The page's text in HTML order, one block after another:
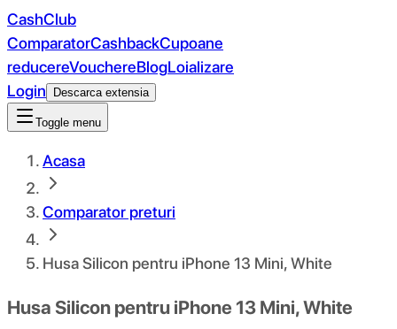
CashClub
ComparatorCashbackCupoane
reducereVouchereBlogLoializare
Login
Descarca extensia
Toggle menu
Acasa
Comparator preturi
Husa Silicon pentru iPhone 13 Mini, White
Husa Silicon pentru iPhone 13 Mini, White